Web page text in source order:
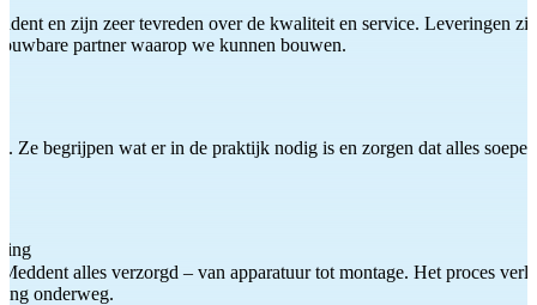
en zijn zeer tevreden over de kwaliteit en service. Leveringen
partner waarop we kunnen bouwen.
Ze begrijpen wat er in de praktijk nodig is en zorgen dat alles
alles verzorgd – van apparatuur tot montage. Het proces
onderweg.